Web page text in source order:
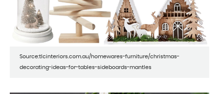
Source:tlcinteriors.com.au/homewares-furniture/christmas-
decorating-ideas-for-tables-sideboards-mantles